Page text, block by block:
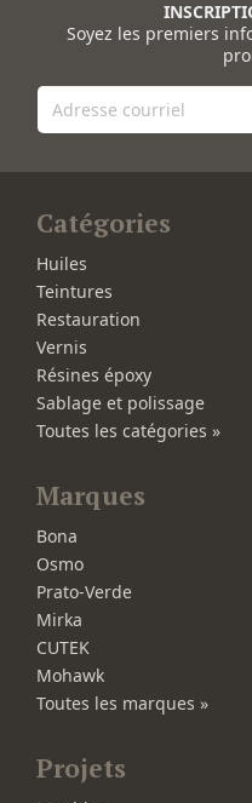
Soyez les premiers
Catégories
Huiles
Teintures
Restauration
Vernis
Résines époxy
Sablage et polissage
Toutes les catégories »
Marques
Bona
Osmo
Prato-Verde
Mirka
CUTEK
Mohawk
Toutes les marques »
Projets